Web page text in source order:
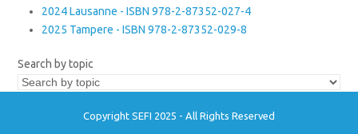
2024 Lausanne - ISBN 978-2-87352-027-4
2025 Tampere - ISBN 978-2-87352-029-8
Search by topic
Copyright SEFI 2025 - All Rights Reserved